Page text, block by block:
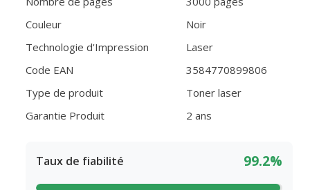
Couleur
Noir
Technologie d'Impression
Laser
Code EAN
3584770899806
Type de produit
Toner laser
Garantie Produit
2 ans
Taux de fiabilité 99.2%